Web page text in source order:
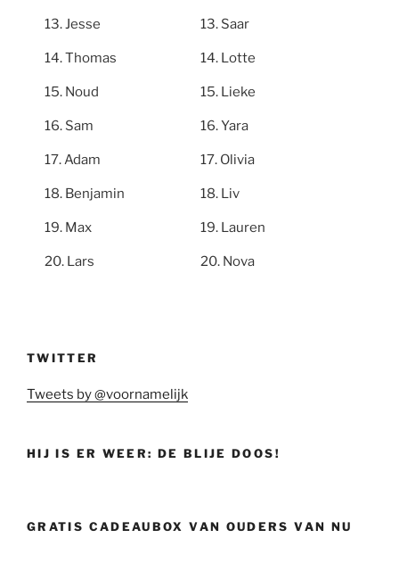
Jesse
Thomas
Noud
Sam
Adam
Benjamin
Max
Lars
Saar
Lotte
Lieke
Yara
Olivia
Liv
Lauren
Nova
TWITTER
Tweets by @voornamelijk
HIJ IS ER WEER: DE BLIJE DOOS!
GRATIS CADEAUBOX VAN OUDERS VAN NU